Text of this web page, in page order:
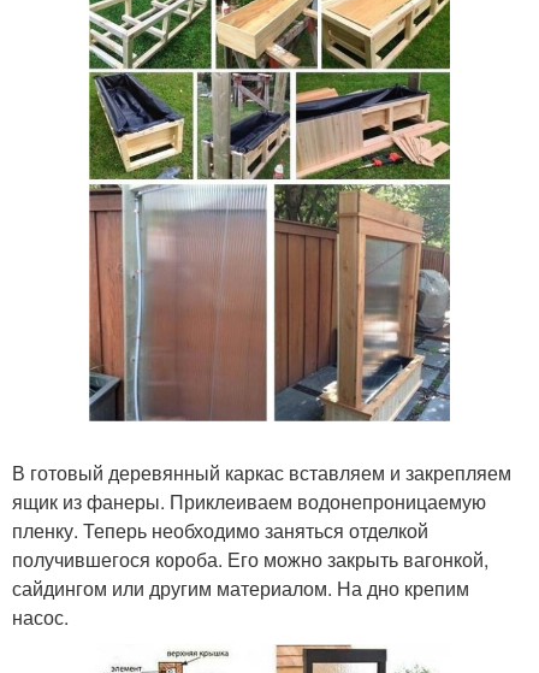
В готовый деревянный каркас вставляем и закрепляем
ящик из фанеры. Приклеиваем водонепроницаемую
пленку. Теперь необходимо заняться отделкой
получившегося короба. Его можно закрыть вагонкой,
сайдингом или другим материалом. На дно крепим
насос.